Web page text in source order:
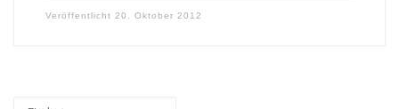
Veröffentlicht 20. Oktober 2012